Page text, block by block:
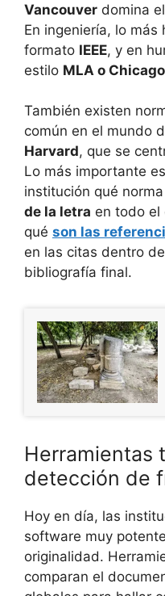
Vancouver domina
En ingeniería, lo
formato IEEE, y en
estilo MLA o Chicago
También existen
común en el mundo
Harvard, que se
Lo más importante
institución qué
de la letra en todo el
qué son las
en las citas dentro
bibliografía final.
Herramientas
detección de
Hoy en día, las
software muy
originalidad.
comparan el